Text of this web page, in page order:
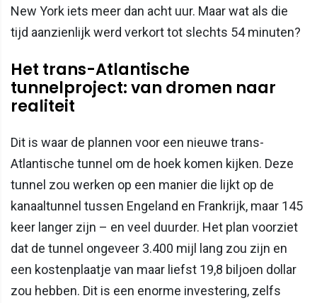
New York iets meer dan acht uur. Maar wat als die
tijd aanzienlijk werd verkort tot slechts 54 minuten?
Het trans-Atlantische
tunnelproject: van dromen naar
realiteit
Dit is waar de plannen voor een nieuwe trans-
Atlantische tunnel om de hoek komen kijken. Deze
tunnel zou werken op een manier die lijkt op de
kanaaltunnel tussen Engeland en Frankrijk, maar 145
keer langer zijn – en veel duurder. Het plan voorziet
dat de tunnel ongeveer 3.400 mijl lang zou zijn en
een kostenplaatje van maar liefst 19,8 biljoen dollar
zou hebben. Dit is een enorme investering, zelfs